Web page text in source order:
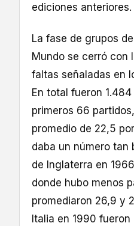
ediciones anteriores.
La fase de grupos
Mundo se cerró con
faltas señaladas en
En total fueron
primeros 66
promedio de 22,5
daba un número tan
de Inglaterra en
donde hubo menos
promediaron 26,9 y
Italia en 1990 fueron